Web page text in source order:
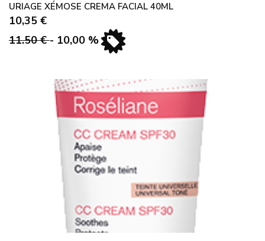
URIAGE XÉMOSE CREMA FACIAL 40ML
10,35 €
11.50 €- 10,00 %